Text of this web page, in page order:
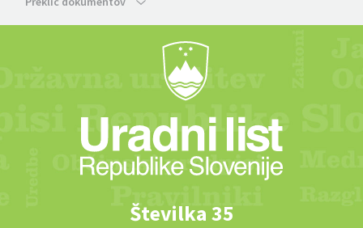
Številka 35